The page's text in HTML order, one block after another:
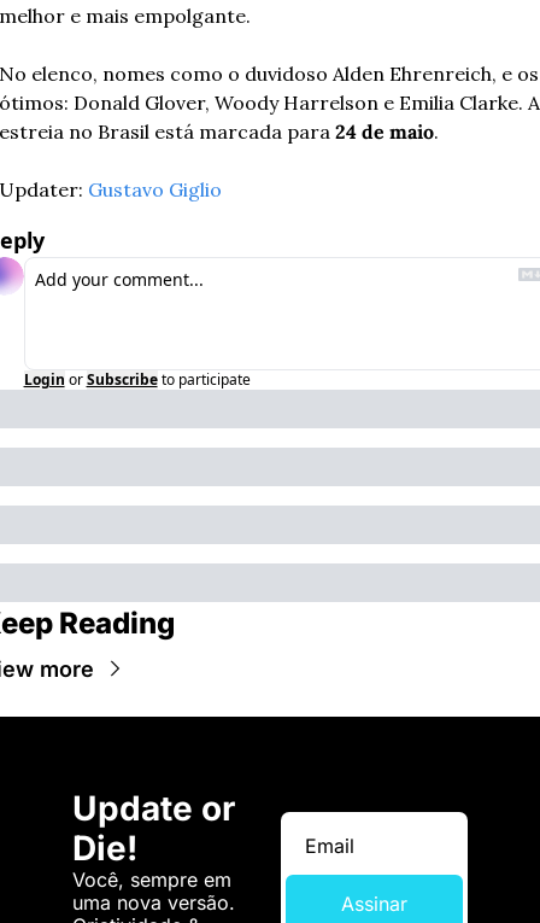
e mais empolgante.
elenco, nomes como o duvidoso Alden Ehrenreich, e os
Donald Glover, Woody Harrelson e Emilia Clarke. A
no Brasil está marcada para 24 de maio.
Gustavo Giglio
Login or Subscribe to participate
Reading
more
Update or
Die!
Você, sempre em
uma nova versão.
Assinar